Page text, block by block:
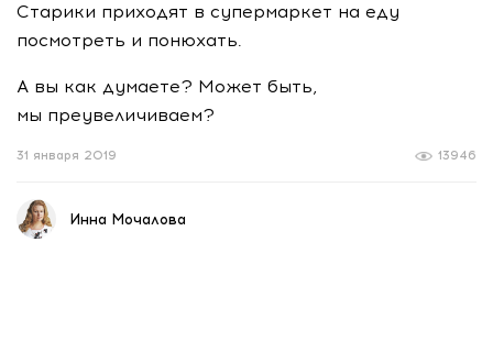
Старики приходят в супермаркет на еду
посмотреть и понюхать.
А вы как думаете? Может быть,
мы преувеличиваем?
13946
31 января 2019
Инна Мочалова